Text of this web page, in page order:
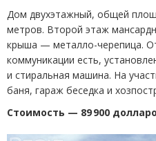
Дом двухэтажный, общей
метров. Второй этаж
крыша — металло-черепица.
коммуникации есть,
и стиральная машина. На
баня, гараж беседка и
Стоимость — 89 900